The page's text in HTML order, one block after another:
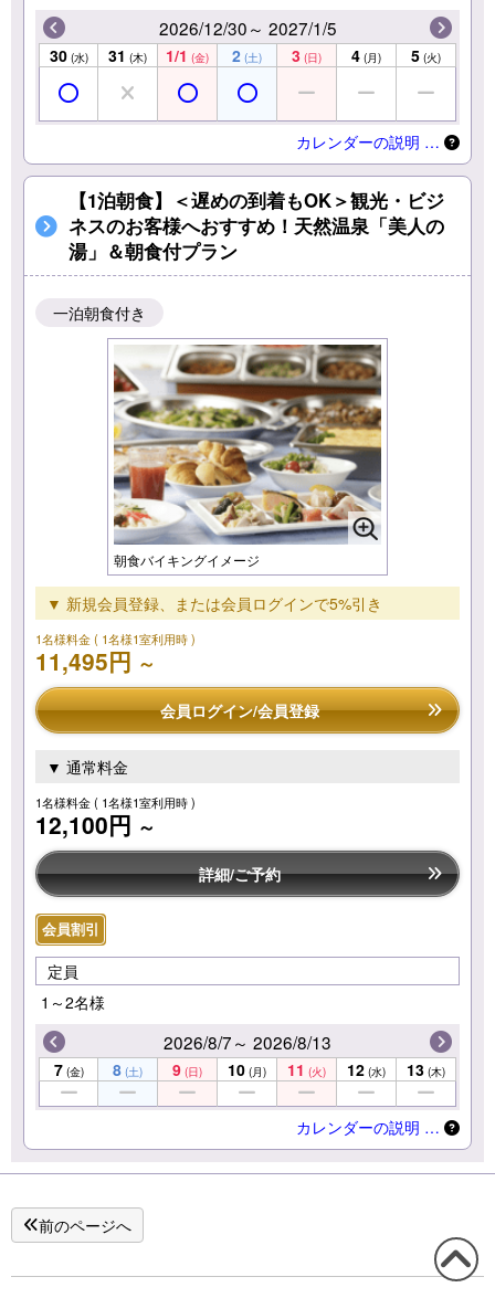
2026/12/30～ 2027/1/5
30 (水) 31 (木) 1/1 (金) 2 (土) 3 (日) 4 (月) 5 (火)
カレンダーの説明 …
【1泊朝食】＜遅めの到着もOK＞観光・ビジ
ネスのお客様へおすすめ！天然温泉「美人の
湯」＆朝食付プラン
一泊朝食付き
朝食バイキングイメージ
▼ 新規会員登録、または会員ログインで5%引き
1名様料金( 1名様1室利用時 )
11,495円 ～
会員ログイン/会員登録
▼ 通常料金
1名様料金( 1名様1室利用時 )
12,100円 ～
詳細/ご予約
会員割引
定員
1～2名様
2026/8/7～ 2026/8/13
7 (金) 8 (土) 9 (日) 10 (月) 11 (火) 12 (水) 13 (木)
カレンダーの説明 …
前のページへ